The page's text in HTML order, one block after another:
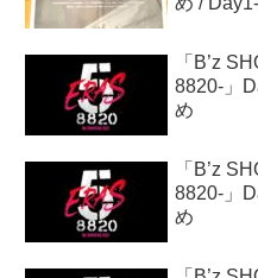
「B’z
8820-」
め
「B’z
8820-」
め